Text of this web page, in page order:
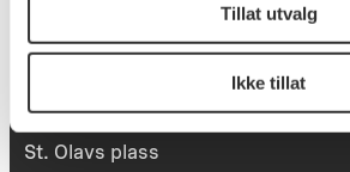
Tillat utvalg
Ikke tillat
Postboks 6994
St. Olavs plass